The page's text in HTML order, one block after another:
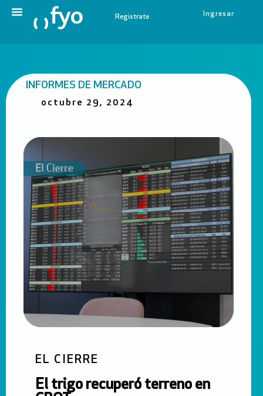
Registrate Ingresar
INFORMES DE MERCADO
octubre 29, 2024
EL CIERRE
El trigo recuperó terreno en